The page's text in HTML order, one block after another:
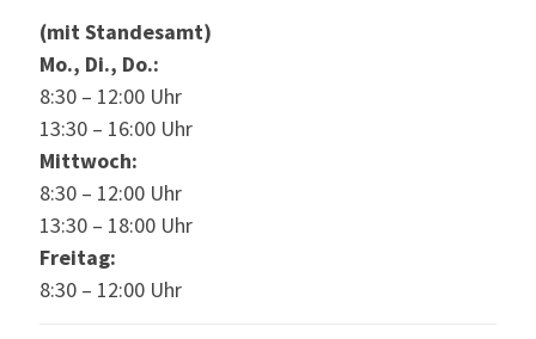
(mit Standesamt)
Mo., Di., Do.:
8:30 – 12:00 Uhr
13:30 – 16:00 Uhr
Mittwoch:
8:30 – 12:00 Uhr
13:30 – 18:00 Uhr
Freitag:
8:30 – 12:00 Uhr